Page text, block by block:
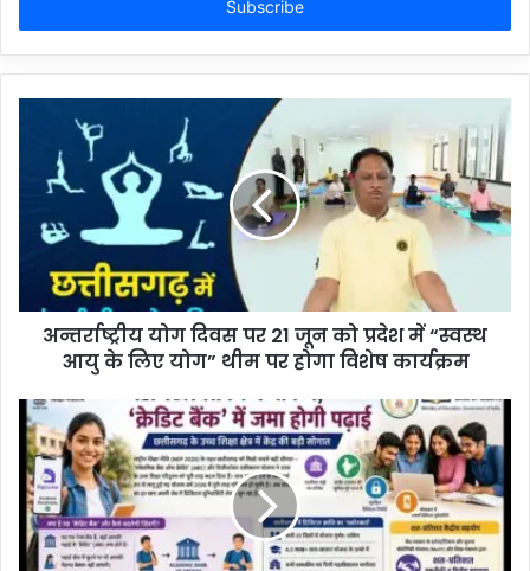
अन्तर्राष्ट्रीय योग दिवस पर 21 जून को प्रदेश में “स्वस्थ
आयु के लिए योग” थीम पर होगा विशेष कार्यक्रम